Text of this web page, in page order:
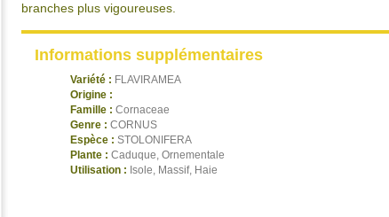
branches plus vigoureuses.
Informations supplémentaires
Variété : FLAVIRAMEA
Origine :
Famille : Cornaceae
Genre : CORNUS
Espèce : STOLONIFERA
Plante : Caduque, Ornementale
Utilisation : Isole, Massif, Haie